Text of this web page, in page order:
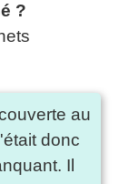
?
au
donc
Il